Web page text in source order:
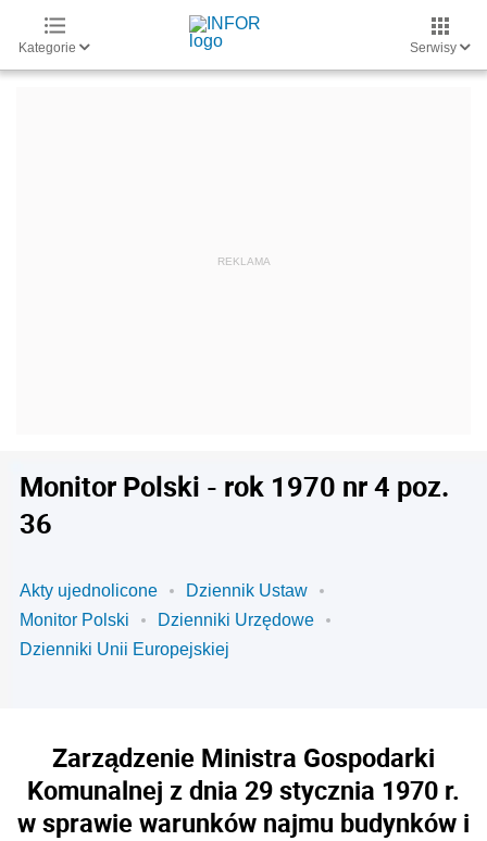
Kategorie Serwisy
Monitor Polski - rok 1970 nr 4 poz.
36
Akty ujednolicone
Dziennik Ustaw
Monitor Polski
Dzienniki Urzędowe
Dzienniki Unii Europejskiej
Zarządzenie Ministra Gospodarki
Komunalnej z dnia 29 stycznia 1970 r.
w sprawie warunków najmu budynków i